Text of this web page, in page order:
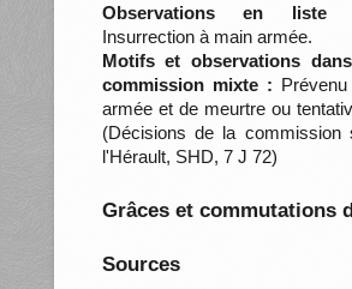
Observations en liste
Insurrection à main armée.
Motifs et observations
commission mixte :
armée et de meurtre ou
(Décisions de la commission
l'Hérault, SHD, 7 J 72)
Grâces et commutations
Sources